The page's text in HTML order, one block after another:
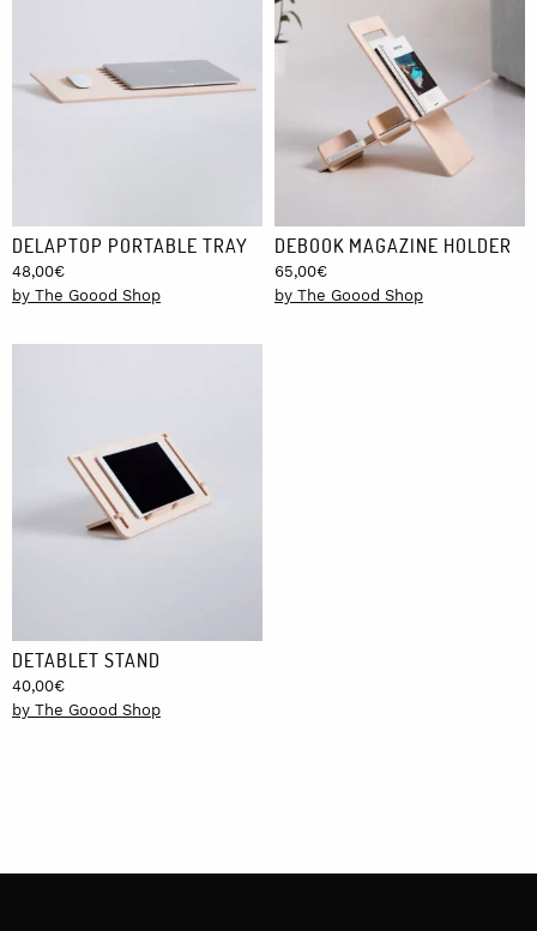
DELAPTOP PORTABLE TRAY
48,00€
by The Goood Shop
DEBOOK MAGAZINE HOLDER
65,00€
by The Goood Shop
DETABLET STAND
40,00€
by The Goood Shop